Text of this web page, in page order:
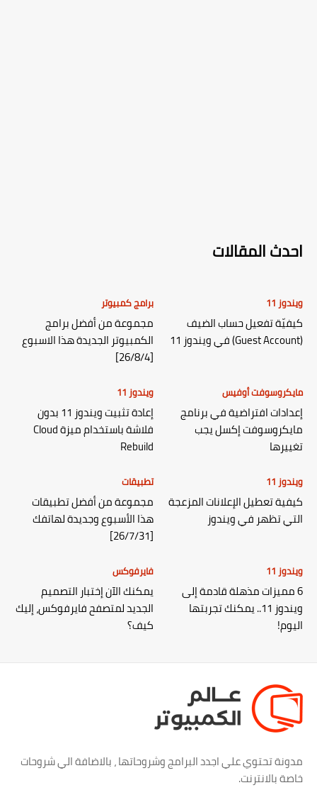
احدث المقالات
ويندوز 11
كيفيّة تفعيل حساب الضيف
(Guest Account) في ويندوز 11
برامج كمبيوتر
مجموعة من أفضل برامج
الكمبيوتر الجديدة هذا الاسبوع
[26/8/4]
مايكروسوفت أوفيس
إعدادات افتراضية في برنامج
مايكروسوفت إكسل يجب
تغييرها
ويندوز 11
إعادة تثبيت ويندوز 11 بدون
فلاشة باستخدام ميزة Cloud
Rebuild
ويندوز 11
كيفية تعطيل الإعلانات المزعجة
التي تظهر في ويندوز
تطبيقات
مجموعة من أفضل تطبيقات
هذا الأسبوع وجديدة لهاتفك
[26/7/31]
ويندوز 11
6 مميزات مذهلة قادمة إلى
ويندوز 11.. يمكنك تجربتها
اليوم!
فايرفوكس
يمكنك الآن إختبار التصميم
الجديد لمتصفح فايرفوكس، إليك
كيف؟
مدونة تحتوي علي اجدد البرامج وشروحاتها ، بالاضافة الي شروحات
خاصة بالانترنت.